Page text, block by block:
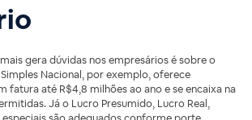
gera dúvidas nos empresários é sobre o
Nacional, por exemplo, oferece
fatura até R$4,8 milhões ao ano e se encaixa na
Já o Lucro Presumido, Lucro Real,